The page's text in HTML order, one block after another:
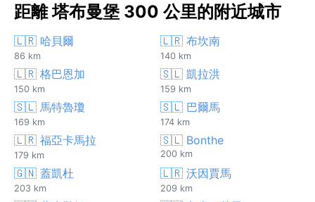
距離 塔布曼堡 300 公里的附近城市
🇱🇷 哈貝爾
86 km
🇱🇷 布坎南
140 km
🇱🇷 格巴恩加
150 km
🇸🇱 凱拉洪
159 km
🇸🇱 馬特魯瓊
169 km
🇸🇱 巴爾馬
174 km
🇱🇷 福亞卡馬拉
179 km
🇸🇱 Bonthe
200 km
🇬🇳 蓋凱杜
203 km
🇱🇷 沃因賈馬
209 km